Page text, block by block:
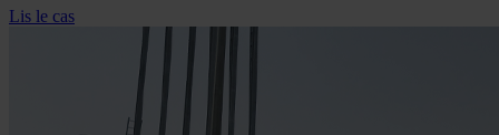
Lis le cas